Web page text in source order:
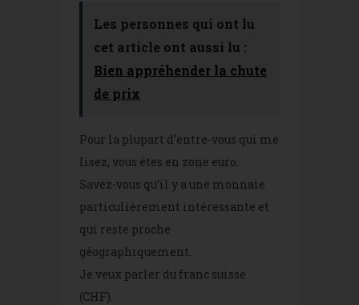
Les personnes qui ont lu
cet article ont aussi lu :
Bien appréhender la chute
de prix
Pour la plupart d’entre-vous qui me
lisez, vous êtes en zone euro.
Savez-vous qu’il y a une monnaie
particulièrement intéressante et
qui reste proche
géographiquement.
Je veux parler du franc suisse
(CHF).